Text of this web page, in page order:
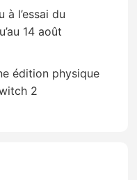
à l’essai du
14 août
édition physique
2